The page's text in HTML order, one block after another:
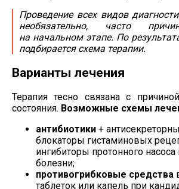
Проведение всех видов
необязательно, часто
на начальном этапе. По
подбирается схема терапии.
Варианты лечения
Терапия тесно связана с
состояния. Возможные схемы
антибиотики +
блокаторы гистаминовых
ингибиторы протонного
болезни;
противогрибковые средства
таблеток или капель при